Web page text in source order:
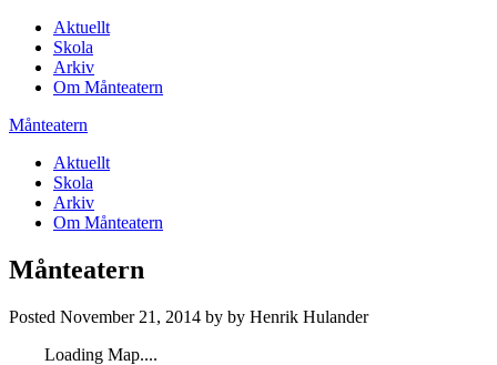
Aktuellt
Skola
Arkiv
Om Månteatern
Månteatern
Aktuellt
Skola
Arkiv
Om Månteatern
Månteatern
Posted November 21, 2014 by by Henrik Hulander
Loading Map....